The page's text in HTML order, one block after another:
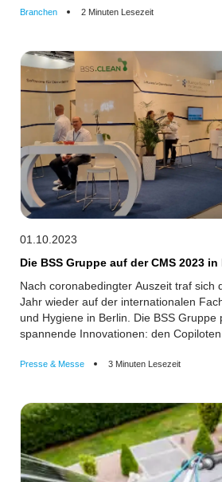
Bodo und Birgit Sandmüller ab, die die
Branchen 2 Minuten Lesezeit
01.10.2023
Die BSS Gruppe auf der CMS 2023 in
Nach coronabedingter Auszeit traf sich
Jahr wieder auf der internationalen
und Hygiene in Berlin. Die BSS Gruppe
spannende Innovationen: den Copiloten
Presse & Messe 3 Minuten Lesezeit